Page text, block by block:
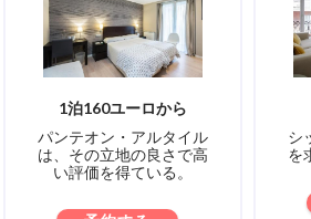
1泊160ユーロから
パンテオン・アルタイル
は、その立地の良さで高
い評価を得ている。
シ
を